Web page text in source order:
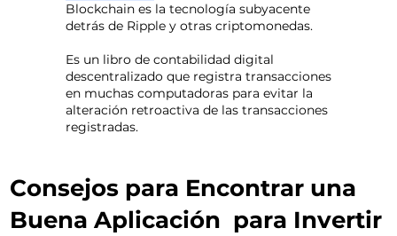
Blockchain es la tecnología subyacente
detrás de Ripple y otras criptomonedas.
Es un libro de contabilidad digital
descentralizado que registra transacciones
en muchas computadoras para evitar la
alteración retroactiva de las transacciones
registradas.
Consejos para Encontrar una
Buena Aplicación para Invertir